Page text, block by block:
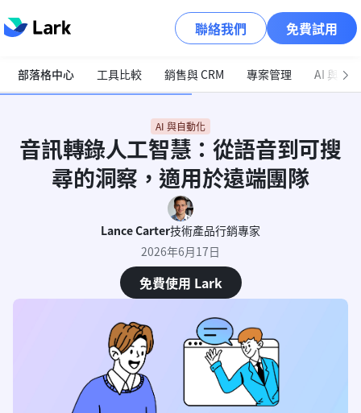
聯絡我們 免費試用
部落格中心 工具比較 銷售與 CRM 專案管理 AI 與自
AI 與自動化
音訊轉錄人工智慧：從語音到可搜
尋的洞察，適用於遠端團隊
Lance Carter技術產品行銷專家
2026年6月17日
免費使用 Lark